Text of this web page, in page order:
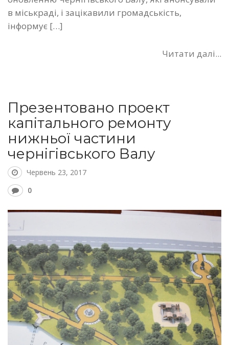
в міськраді, і зацікавили громадськість,
інформує […]
Читати далі...
Презентовано проект
капітального ремонту
нижньої частини
чернігівського Валу
Червень 23, 2017
0